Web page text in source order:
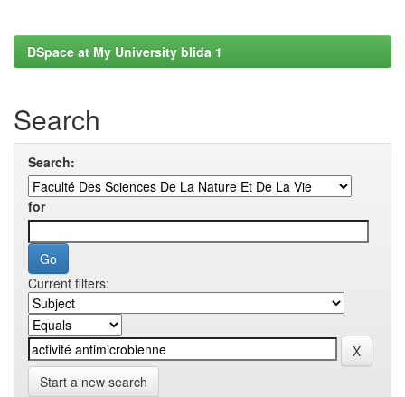
DSpace at My University blida 1
Search
Search:
for
Current filters:
Start a new search